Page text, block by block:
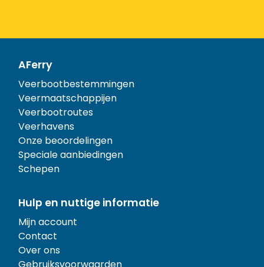
AFerry
Veerbootbestemmingen
Veermaatschappijen
Veerbootroutes
Veerhavens
Onze beoordelingen
Speciale aanbiedingen
Schepen
Hulp en nuttige informatie
Mijn account
Contact
Over ons
Gebruiksvoorwaarden